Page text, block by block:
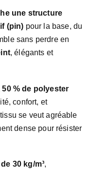
une structure
(pin) pour la base, du
sans perdre en
, élégants et
50 % de polyester
confort, et
se veut agréable
dense pour résister
30 kg/m³,